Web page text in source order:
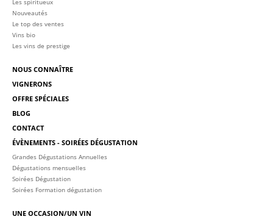
Nouveautés
Le top des ventes
Vins bio
Les vins de prestige
NOUS CONNAÎTRE
VIGNERONS
OFFRE SPÉCIALES
BLOG
CONTACT
ÉVÈNEMENTS - SOIRÉES DÉGUSTATION
Grandes Dégustations Annuelles
Dégustations mensuelles
Soirées Dégustation
Soirées Formation dégustation
UNE OCCASION/UN VIN